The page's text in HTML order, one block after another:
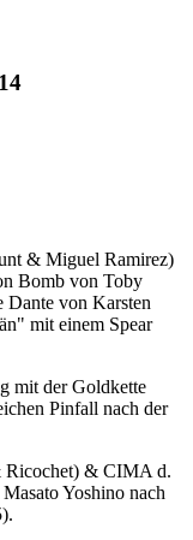
& Miguel Ramirez)
Bomb von Toby
von Karsten
mit einem Spear
mit der Goldkette
Pinfall nach der
Ricochet) & CIMA d.
Yoshino nach